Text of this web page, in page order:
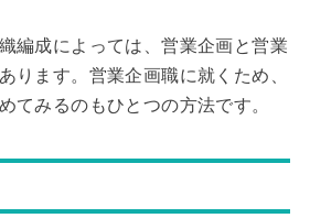
編成によっては、営業企画と営業
ります。営業企画職に就くため、
てみるのもひとつの方法です。